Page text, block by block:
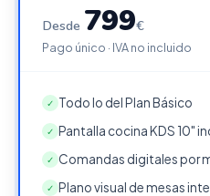
Desde 799€
Pago único · IVA no incluido
✓ Todo lo del Plan Básico
✓ Pantalla cocina KDS 10"
✓ Comandas digitales por
✓ Plano visual de mesas